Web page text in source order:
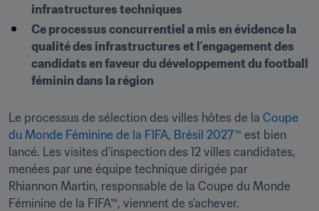
infrastructures techniques
Ce processus concurrentiel a mis en évidence la
qualité des infrastructures et l’engagement des
candidats en faveur du développement du football
féminin dans la région
Le processus de sélection des villes hôtes de la Coupe
du Monde Féminine de la FIFA, Brésil 2027™ est bien
lancé. Les visites d’inspection des 12 villes candidates,
menées par une équipe technique dirigée par
Rhiannon Martin, responsable de la Coupe du Monde
Féminine de la FIFA™, viennent de s’achever.